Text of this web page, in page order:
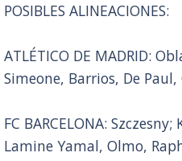
POSIBLES ALINEACIONES:
ATLÉTICO DE MADRID:
Simeone, Barrios, De
FC BARCELONA:
Lamine Yamal, Olmo,